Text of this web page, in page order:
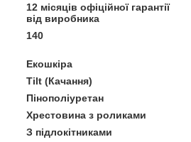
12 місяців офіційної гарантії
від виробника
140
Екошкіра
Tilt (Качання)
Пінополіуретан
Хрестовина з роликами
З підлокітниками